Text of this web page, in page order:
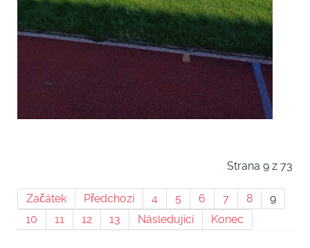
Strana 9 z 73
Začátek Předchozí 4 5 6 7 8
9
10
11 12 13 Následující Konec